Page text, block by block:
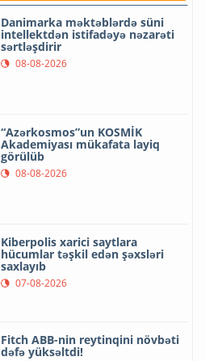
Danimarka məktəblərdə süni
intellektdən istifadəyə nəzarəti
sərtləşdirir
08-08-2026
“Azərkosmos”un KOSMİK
Akademiyası mükafata layiq
görülüb
08-08-2026
Kiberpolis xarici saytlara
hücumlar təşkil edən şəxsləri
saxlayıb
07-08-2026
Fitch ABB-nin reytinqini növbəti
dəfə yüksəltdi!